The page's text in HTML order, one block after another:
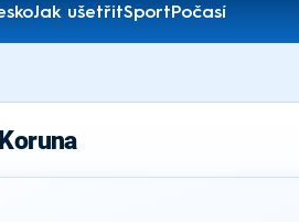
Jak ušetřitSportPočasí